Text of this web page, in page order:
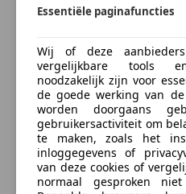
Essentiële paginafuncties
Wij of deze
vergelijkbare tools
noodzakelijk zijn voor
de goede werking van
worden doorgaans
gebruikersactiviteit om
te maken, zoals het
inloggegevens of
van deze cookies of
normaal gesproken